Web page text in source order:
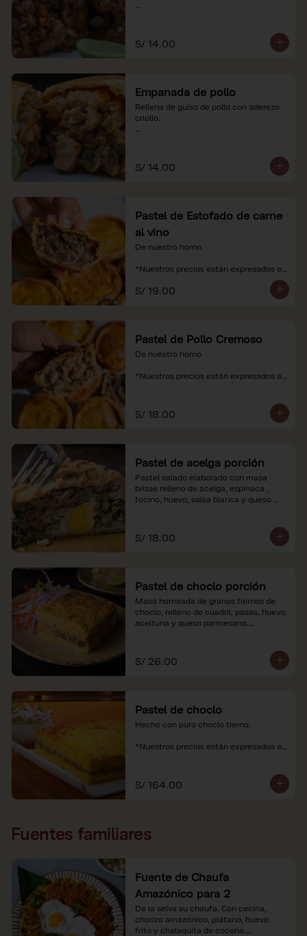
S/ 14.00
Empanada de pollo
Rellena de guiso de pollo con aderezo
criollo.
S/ 14.00
Pastel de Estofado de carne
al vino
De nuestro horno
*Nuestros precios están expresados en
recargo al consumo.
S/ 19.00
Pastel de Pollo Cremoso
De nuestro horno
*Nuestros precios están expresados en
S/ 18.00
Pastel de acelga porción
Pastel salado elaborado con masa
brisse relleno de acelga, espinaca ,
tocino, huevo, salsa blanca y queso
*Nuestros precios están expresados en
soles e incluyen impuestos de ley y
S/ 18.00
Pastel de choclo porción
Masa horneada de granos tiernos de
choclo, relleno de cuadril, pasas, huevo,
aceituna y queso parmesano.
soles e incluyen impuestos de ley y
recargo al consumo.
S/ 26.00
Pastel de choclo
Hecho con puro choclo tierno.
*Nuestros precios están expresados en
S/ 164.00
Fuentes familiares
Fuente de Chaufa
Amazónico para 2
De la selva su chaufa. Con cecina,
chorizo amazónico, plátano, huevo
frito y chalaquita de cocona.